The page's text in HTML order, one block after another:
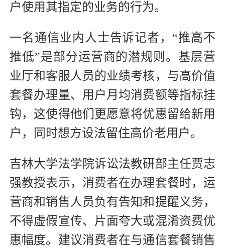
户使用其指定的业务的行为。
一名通信业内人士告诉记者，“推高不
推低”是部分运营商的潜规则。基层营
业厅和客服人员的业绩考核，与高价值
套餐办理量、用户月均消费额等指标挂
钩，这使得他们更愿意将优惠留给新用
户，同时想方设法留住高价老用户。
吉林大学法学院诉讼法教研部主任贾志
强教授表示，消费者在办理套餐时，运
营商和销售人员负有告知和提醒义务，
不得虚假宣传、片面夸大或混淆资费优
惠幅度。建议消费者在与通信套餐销售